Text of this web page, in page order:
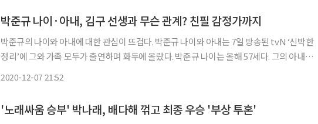
박준규 나이·아내, 김구 선생과 무슨 관계? 친필 감정가까지
박준규의 나이와 아내에 대한 관심이 뜨겁다. 박준규 나이와 아내는 7일 방송된 tvN ‘신박한
정리’에 그와 가족 모두가 출연하며 화두에 올랐다. 박준규 나이는 올해 57세다. 그의 아내는
2020-12-07 21:52
'노래싸움 승부' 박나래, 배다해 꺾고 최종 우승 '부상 투혼'